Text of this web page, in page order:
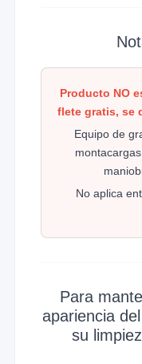
Producto NO
flete gratis, se
Equipo de
No aplica
Para
apariencia
su